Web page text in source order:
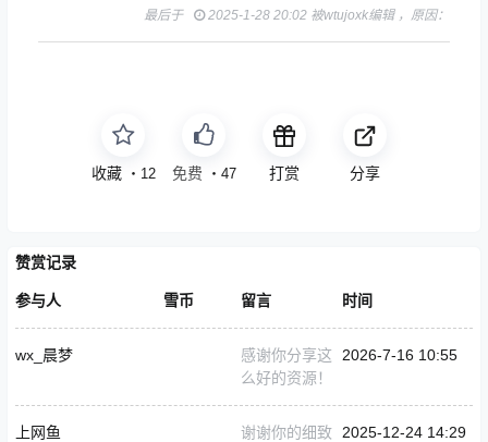
最后于 2025-1-28 20:02 被wtujoxk编辑 ，原因：
收藏 ・ 12 点赞 ・ 47 打赏 分享
赞赏记录
参与人 雪币 留言 时间
wx_晨梦
感谢你分享这
么好的资源！
2026-7-16 10:55
上网鱼
谢谢你的细致
2025-12-24 14:29